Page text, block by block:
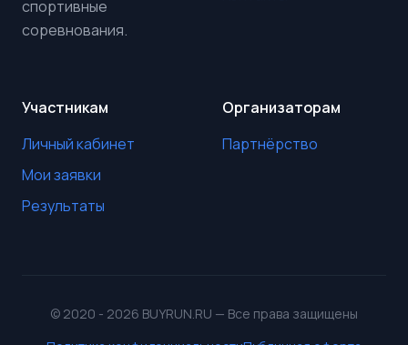
спортивные
соревнования.
Участникам
Личный кабинет
Мои заявки
Результаты
Организаторам
Партнёрство
© 2020 - 2026 BUYRUN.RU — Все права защищены